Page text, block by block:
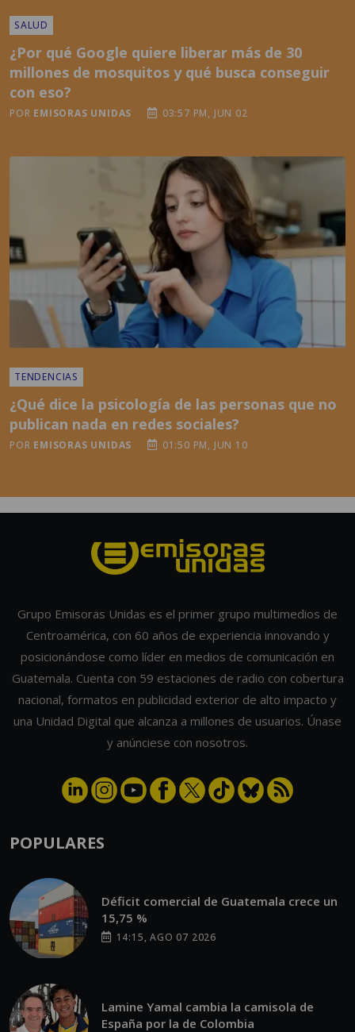
SALUD
¿Por qué Google quiere liberar más de 30
millones de mosquitos y qué busca conseguir
con eso?
POR EMISORAS UNIDAS 03:57 PM, JUN 02
TENDENCIAS
¿Qué dice la psicología de las personas que no
publican nada en redes sociales?
POR EMISORAS UNIDAS 01:50 PM, JUN 10
Grupo Emisoras Unidas es el primer grupo multimedios de
Centroamérica, con 60 años de experiencia innovando y
posicionándose como líder en medios de comunicación en
Guatemala. Cuenta con 59 estaciones de radio con cobertura
nacional, formatos en publicidad exterior de alto impacto y
una Unidad Digital que alcanza a millones de usuarios. Únase
y anúnciese con nosotros.
POPULARES
Déficit comercial de Guatemala crece un
15,75 %
14:15, AGO 07 2026
Lamine Yamal cambia la camisola de
España por la de Colombia